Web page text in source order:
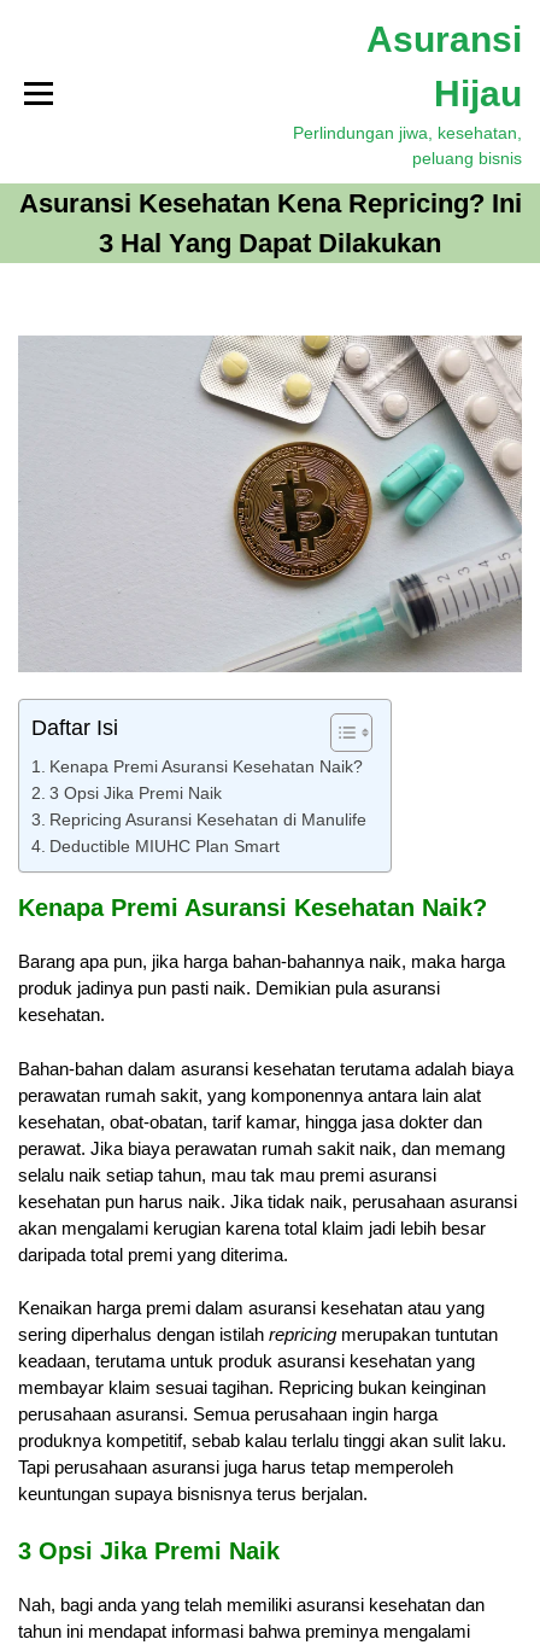
Asuransi
Hijau
Perlindungan jiwa, kesehatan,
peluang bisnis
Asuransi Kesehatan Kena Repricing? Ini
3 Hal Yang Dapat Dilakukan
Daftar Isi
Kenapa Premi Asuransi Kesehatan Naik?
3 Opsi Jika Premi Naik
Repricing Asuransi Kesehatan di Manulife
Deductible MIUHC Plan Smart
Kenapa Premi Asuransi Kesehatan Naik?
Barang apa pun, jika harga bahan-bahannya naik, maka harga
produk jadinya pun pasti naik. Demikian pula asuransi
kesehatan.
Bahan-bahan dalam asuransi kesehatan terutama adalah biaya
perawatan rumah sakit, yang komponennya antara lain alat
kesehatan, obat-obatan, tarif kamar, hingga jasa dokter dan
perawat. Jika biaya perawatan rumah sakit naik, dan memang
selalu naik setiap tahun, mau tak mau premi asuransi
kesehatan pun harus naik. Jika tidak naik, perusahaan asuransi
akan mengalami kerugian karena total klaim jadi lebih besar
daripada total premi yang diterima.
Kenaikan harga premi dalam asuransi kesehatan atau yang
sering diperhalus dengan istilah repricing merupakan tuntutan
keadaan, terutama untuk produk asuransi kesehatan yang
membayar klaim sesuai tagihan. Repricing bukan keinginan
perusahaan asuransi. Semua perusahaan ingin harga
produknya kompetitif, sebab kalau terlalu tinggi akan sulit laku.
Tapi perusahaan asuransi juga harus tetap memperoleh
keuntungan supaya bisnisnya terus berjalan.
3 Opsi Jika Premi Naik
Nah, bagi anda yang telah memiliki asuransi kesehatan dan
tahun ini mendapat informasi bahwa preminya mengalami